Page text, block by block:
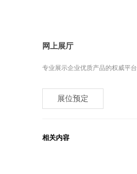
网上展厅
专业展示企业优质产品的权威平台
展位预定
相关内容